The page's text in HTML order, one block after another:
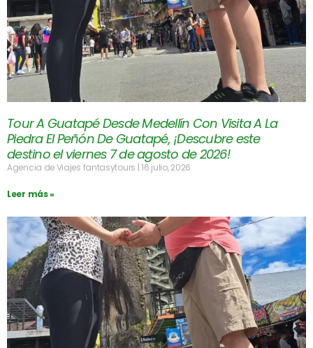
Tour A Guatapé Desde Medellín Con Visita A La
Piedra El Peñón De Guatapé, ¡Descubre este
destino el viernes 7 de agosto de 2026!
Agencia de Viajes fantasytours 16 julio, 2026
Leer más »